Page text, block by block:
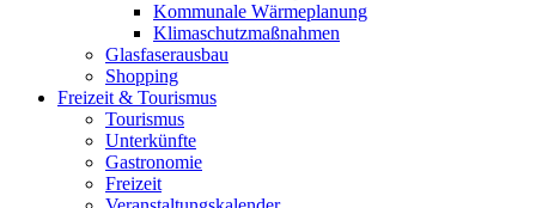
Kommunale Wärmeplanung
Klimaschutzmaßnahmen
Glasfaserausbau
Shopping
Freizeit & Tourismus
Tourismus
Unterkünfte
Gastronomie
Freizeit